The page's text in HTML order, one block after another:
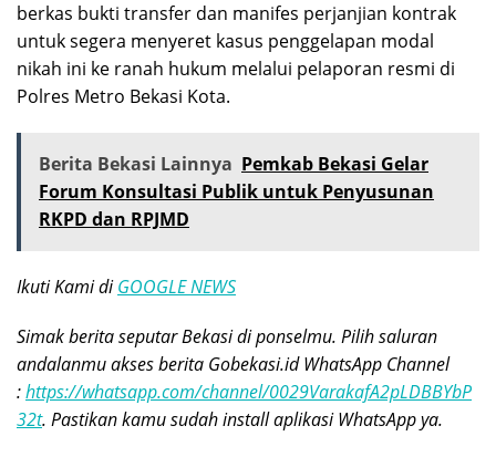
berkas bukti transfer dan manifes perjanjian kontrak
untuk segera menyeret kasus penggelapan modal
nikah ini ke ranah hukum melalui pelaporan resmi di
Polres Metro Bekasi Kota.
Berita Bekasi Lainnya Pemkab Bekasi Gelar
Forum Konsultasi Publik untuk Penyusunan
RKPD dan RPJMD
Ikuti Kami diGOOGLE NEWS
Simak berita seputar Bekasi di ponselmu. Pilih saluran
andalanmu akses berita Gobekasi.id WhatsApp Channel
:https://whatsapp.com/channel/0029VarakafA2pLDBBYbP
32t. Pastikan kamu sudah install aplikasi WhatsApp ya.